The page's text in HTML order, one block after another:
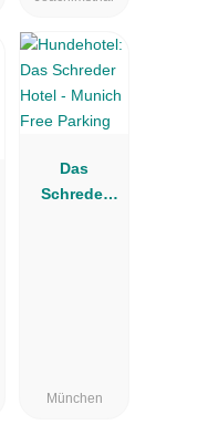
Das
Schreder
München